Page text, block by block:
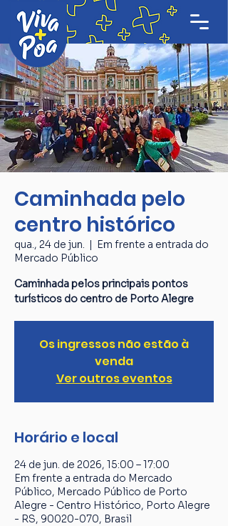
Caminhada pelo
centro histórico
qua., 24 de jun.
  |
Em frente a entrada do
Mercado Público
Caminhada pelos principais pontos
turísticos do centro de Porto Alegre
Os ingressos não estão à
venda
Ver outros eventos
Horário e local
24 de jun. de 2026, 15:00 – 17:00
Em frente a entrada do Mercado
Público, Mercado Público de Porto
Alegre - Centro Histórico, Porto Alegre
- RS, 90020-070, Brasil